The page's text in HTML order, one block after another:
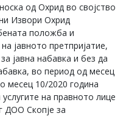
од Охрид во својство
Извори Охрид
положба и
јавното претпријатие,
јавна набавка и без да
во период од месец
месец 10/2020 година
на правното лице
ДОО Скопје за